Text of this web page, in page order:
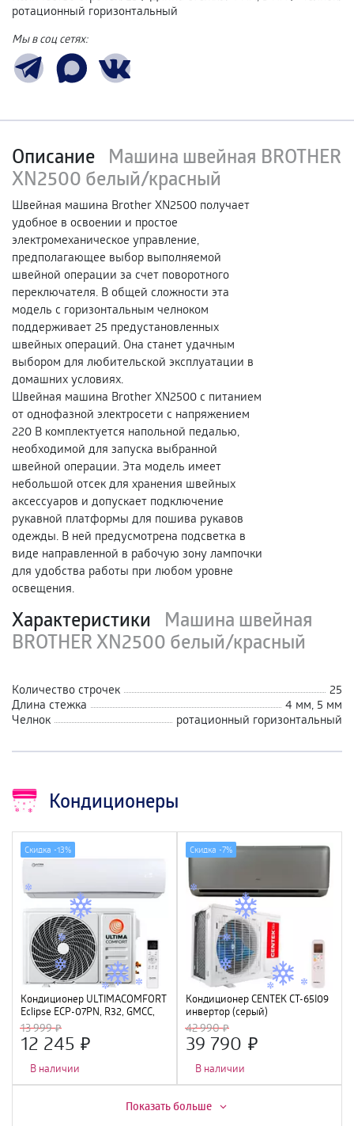
ротационный горизонтальный
Мы в соц сетях:
Описание Машина швейная BROTHER
XN2500 белый/красный
Швейная машина Brother XN2500 получает
удобное в освоении и простое
электромеханическое управление,
предполагающее выбор выполняемой
швейной операции за счет поворотного
переключателя. В общей сложности эта
модель с горизонтальным челноком
поддерживает 25 предустановленных
швейных операций. Она станет удачным
выбором для любительской эксплуатации в
домашних условиях.
Швейная машина Brother XN2500 с питанием
от однофазной электросети с напряжением
220 В комплектуется напольной педалью,
необходимой для запуска выбранной
швейной операции. Эта модель имеет
небольшой отсек для хранения швейных
аксессуаров и допускает подключение
рукавной платформы для пошива рукавов
одежды. В ней предусмотрена подсветка в
виде направленной в рабочую зону лампочки
для удобства работы при любом уровне
освещения.
Характеристики
Машина швейная
BROTHER XN2500 белый/красный
Количество строчек
25
Длина стежка
4 мм, 5 мм
Челнок
ротационный горизонтальный
Кондиционеры
Кондиционер ULTIMACOMFORT
Eclipse ECP-07PN, R32, GMCC,
Wi-Fi Ready
13 999
12 245
В наличии
Скидка -13%
Кондиционер CENTEK CT-65I09
инвертор (серый)
(2840/2920W) 4D, 4 фильтра,
УФ лампа, R32, A++
42 990
39 790
В наличии
Скидка -7%
Скидка - 11%
Показать больше